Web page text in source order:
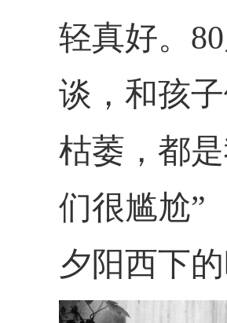
轻真好。
谈，和孩
枯萎，都
们很尴尬”
夕阳西下